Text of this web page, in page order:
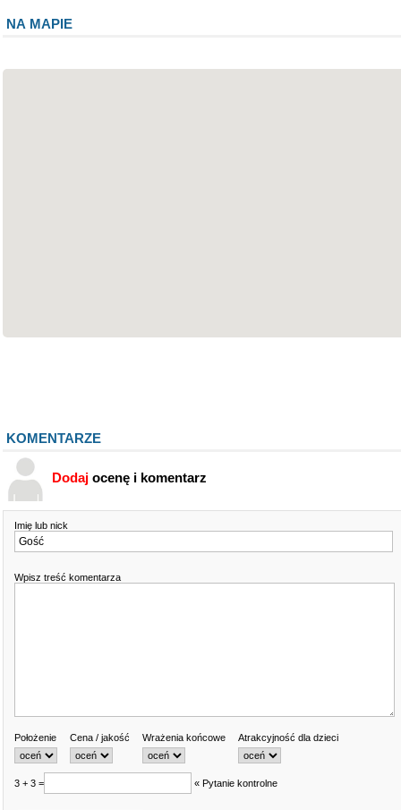
NA MAPIE
KOMENTARZE
Dodaj ocenę i komentarz
Imię lub nick
Wpisz treść komentarza
Położenie Cena / jakość Wrażenia końcowe Atrakcyjność dla dzieci
3 + 3 = « Pytanie kontrolne